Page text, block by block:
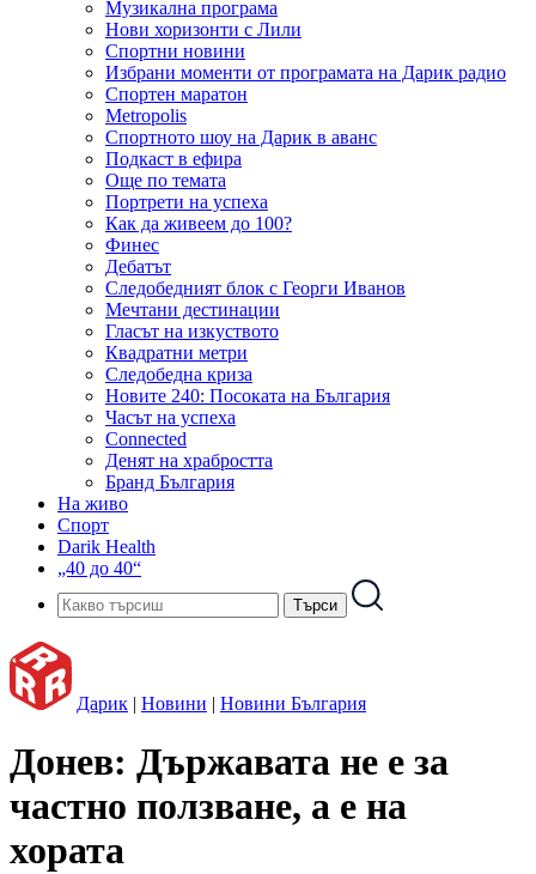
Музикална програма
Нови хоризонти с Лили
Спортни новини
Избрани моменти от програмата на Дарик радио
Спортен маратон
Metropolis
Спортното шоу на Дарик в аванс
Подкаст в ефира
Още по темата
Портрети на успеха
Как да живеем до 100?
Финес
Дебатът
Следобедният блок с Георги Иванов
Мечтани дестинации
Гласът на изкуството
Квадратни метри
Следобедна криза
Новите 240: Посоката на България
Часът на успеха
Connected
Денят на храбростта
Бранд България
На живо
Спорт
Darik Health
„40 до 40“
Дарик | Новини | Новини България
Донев: Държавата не е за
частно ползване, а е на
хората